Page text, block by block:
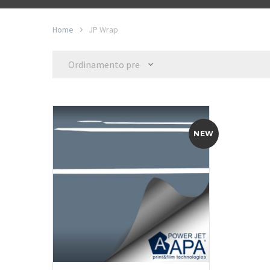
Home JP Wrap
Ordinamento predefinito
NEW